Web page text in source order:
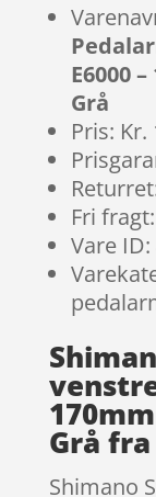
E6000
Grå
Pris: Kr.
Fri
Vare
Grå
Shimano